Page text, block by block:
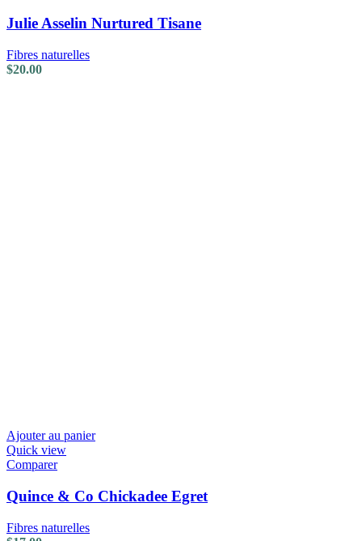
Julie Asselin Nurtured Tisane
Fibres naturelles
$20.00
Ajouter au panier
Quick view
Comparer
Quince & Co Chickadee Egret
Fibres naturelles